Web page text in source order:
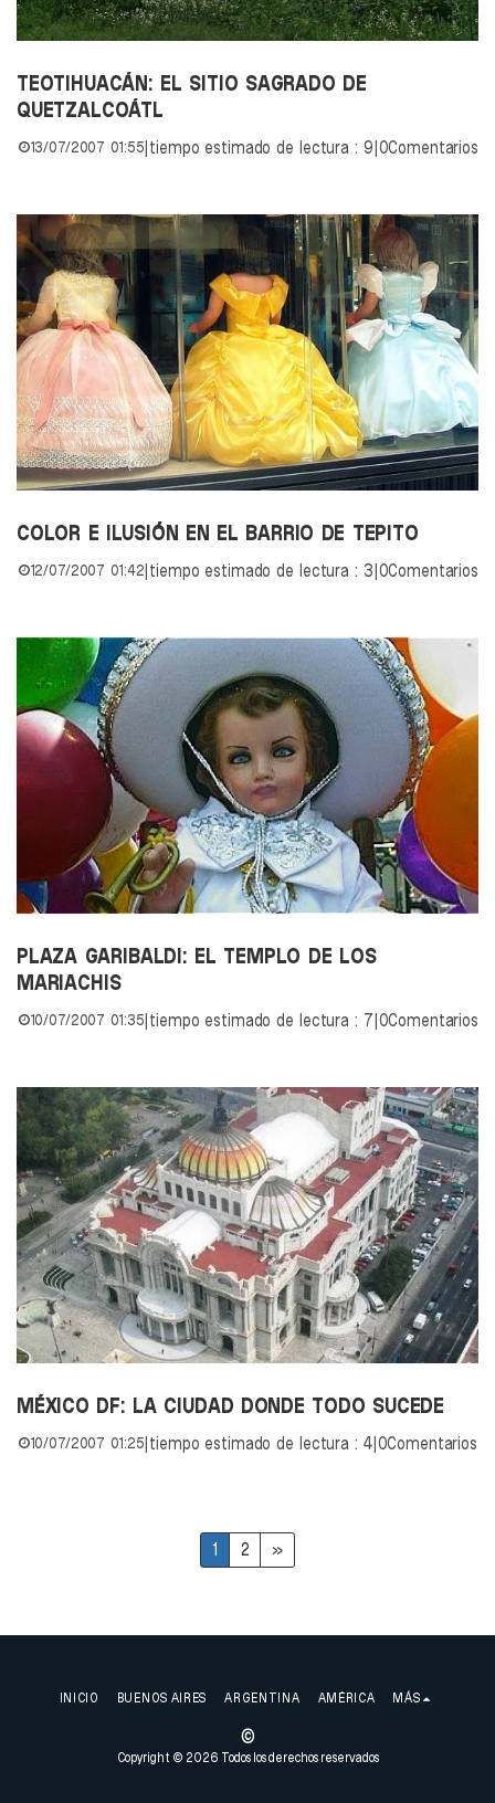
TEOTIHUACÁN: EL SITIO SAGRADO DE
QUETZALCOÁTL
13/07/2007 01:55 tiempo estimado de lectura : 9 0Comentarios
COLOR E ILUSIÓN EN EL BARRIO DE TEPITO
12/07/2007 01:42 tiempo estimado de lectura : 3 0Comentarios
PLAZA GARIBALDI: EL TEMPLO DE LOS
MARIACHIS
10/07/2007 01:35 tiempo estimado de lectura : 7 0Comentarios
MÉXICO DF: LA CIUDAD DONDE TODO SUCEDE
10/07/2007 01:25 tiempo estimado de lectura : 4| 0Comentarios
1 2 »
©
Copyright © 2026 Todos los derechos reservados
INICIO BUENOS AIRES ARGENTINA AMÉRICA MÁS